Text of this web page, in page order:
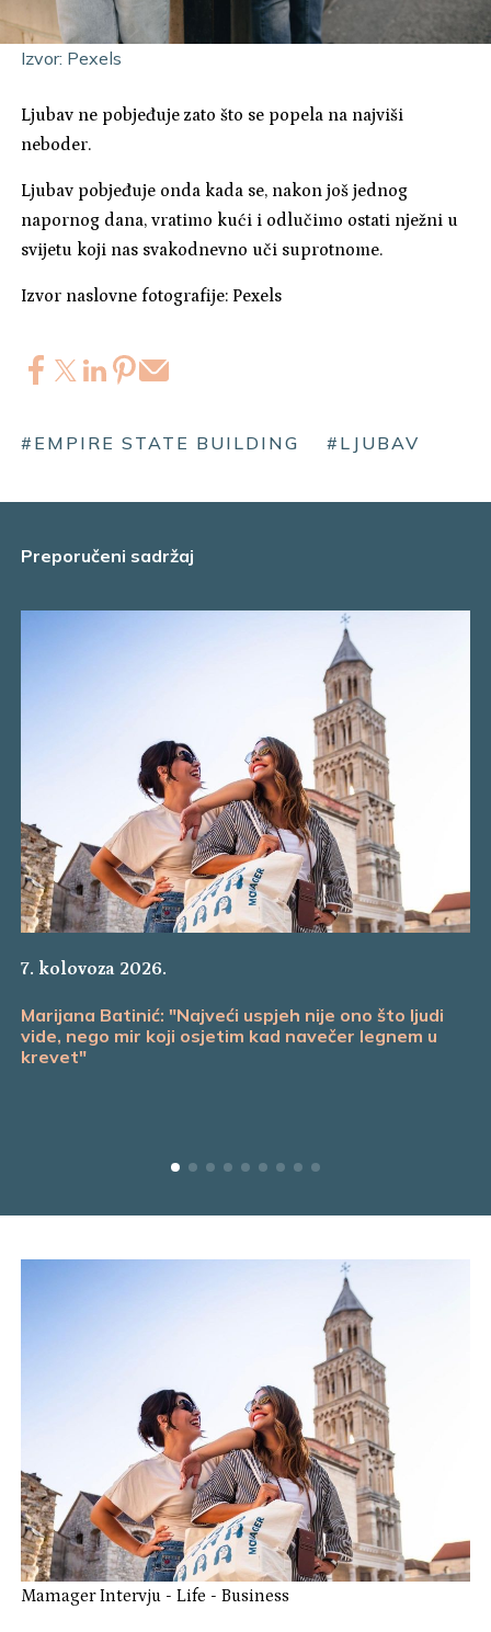
Izvor: Pexels
Ljubav ne pobjeđuje zato što se popela na najviši
neboder.
Ljubav pobjeđuje onda kada se, nakon još jednog
napornog dana, vratimo kući i odlučimo ostati nježni u
svijetu koji nas svakodnevno uči suprotnome.
Izvor naslovne fotografije: Pexels
#EMPIRE STATE BUILDING #LJUBAV
Preporučeni sadržaj
7. kolovoza 2026.
Marijana Batinić: "Najveći uspjeh nije ono što ljudi
vide, nego mir koji osjetim kad navečer legnem u
krevet"
Mamager Intervju -Life -Business